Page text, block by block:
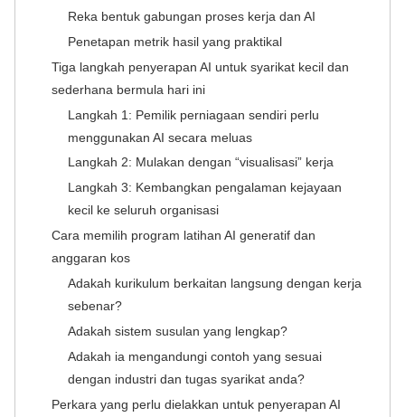
Reka bentuk gabungan proses kerja dan AI
Penetapan metrik hasil yang praktikal
Tiga langkah penyerapan AI untuk syarikat kecil dan
sederhana bermula hari ini
Langkah 1: Pemilik perniagaan sendiri perlu
menggunakan AI secara meluas
Langkah 2: Mulakan dengan “visualisasi” kerja
Langkah 3: Kembangkan pengalaman kejayaan
kecil ke seluruh organisasi
Cara memilih program latihan AI generatif dan
anggaran kos
Adakah kurikulum berkaitan langsung dengan kerja
sebenar?
Adakah sistem susulan yang lengkap?
Adakah ia mengandungi contoh yang sesuai
dengan industri dan tugas syarikat anda?
Perkara yang perlu dielakkan untuk penyerapan AI